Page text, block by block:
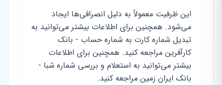
این ظرفیت معمولاً به دلیل انصرافی‌ها ایجاد
می‌شود. همچنین برای اطلاعات بیشتر می‌توانید به
تبدیل شماره کارت به شماره حساب - بانک
کارآفرین مراجعه کنید. همچنین برای اطلاعات
بیشتر می‌توانید به استعلام و بررسی شماره شبا -
بانک ایران زمین مراجعه کنید.